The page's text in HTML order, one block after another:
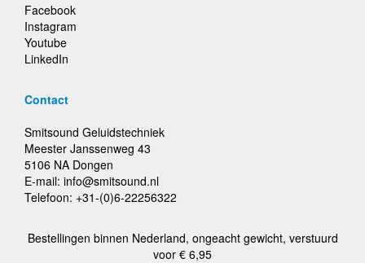
Facebook
Instagram
Youtube
LinkedIn
Contact
Smitsound Geluidstechniek
Meester Janssenweg 43
5106 NA Dongen
E-mail: info@smitsound.nl
Telefoon: +31-(0)6-22256322
Bestellingen binnen Nederland, ongeacht gewicht, verstuurd
voor € 6,95